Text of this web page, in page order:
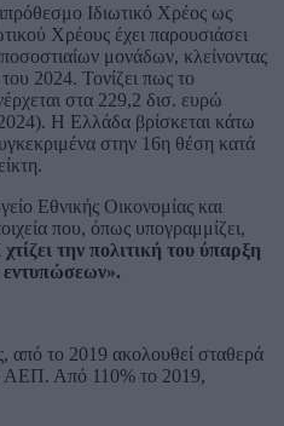
Ιδιωτικό Χρέος ως
Χρέους έχει παρουσιάσει
μονάδων, κλείνοντας
2024. Τονίζει πως το
στα 229,2 δισ. ευρώ
Η Ελλάδα βρίσκεται κάτω
στην 16η θέση κατά
Εθνικής Οικονομίας και
που, όπως υπογραμμίζει,
την πολιτική του ύπαρξη
από το 2019 ακολουθεί σταθερά
ΑΕΠ. Από 110% το 2019,